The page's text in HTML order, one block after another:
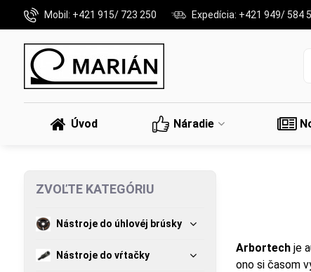
Mobil: +421 915/ 723 250 Expedícia: +421 949/ 584
Úvod Náradie
Arbortech je
ono si časom
ZVOĽTE KATEGÓRIU
Nástroje do úhlovéj brúsky
Nástroje do vŕtačky